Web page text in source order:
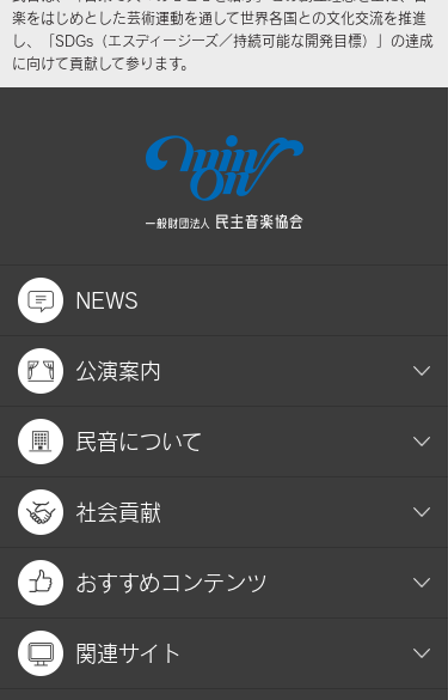
楽をはじめとした芸術運動を通して世界各国との文化交流を推進
し、「SDGs（エスディージーズ／持続可能な開発目標）」の達成
に向けて貢献して参ります。
NEWS
公演案内
民音について
社会貢献
おすすめコンテンツ
関連サイト